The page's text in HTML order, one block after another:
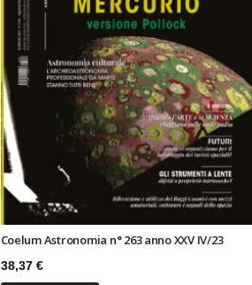
i
a
Coelum Astronomia n° 263 anno XXV IV/23
38,37 €